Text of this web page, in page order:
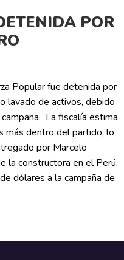
POR
Popular fue detenida por
lavado de activos, debido
La fiscalía estima
más dentro del partido, lo
por Marcelo
la constructora en el Perú,
dólares a la campaña de